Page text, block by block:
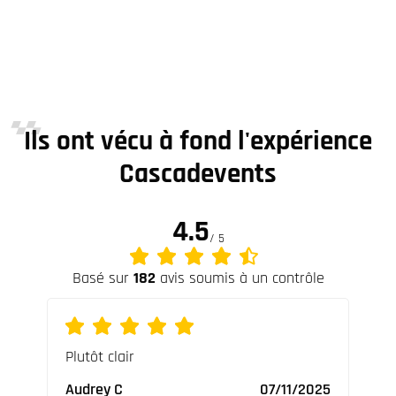
Ils ont vécu à fond l'expérience
Cascadevents
4.5/ 5
Basé sur 182 avis soumis à un contrôle
Plutôt clair
Audrey C
07/11/2025